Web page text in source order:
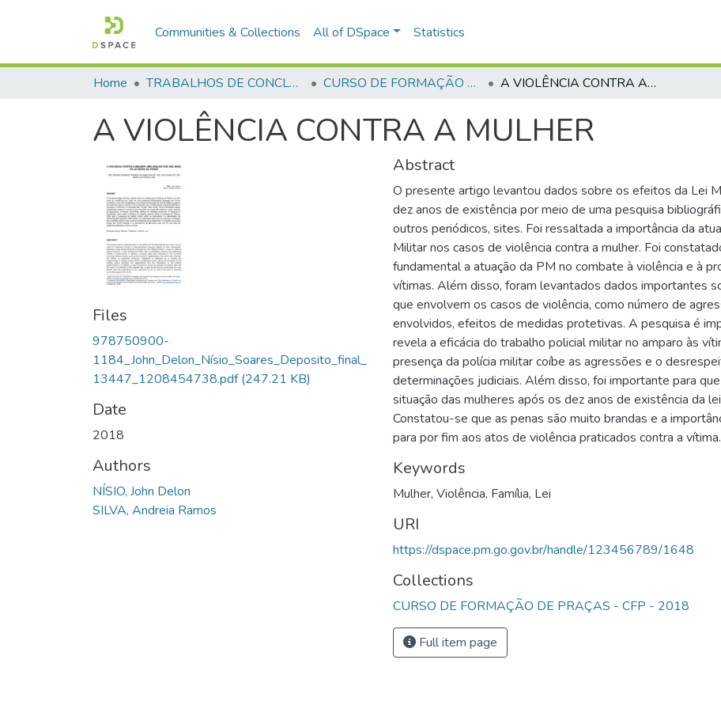
Communities & Collections All of DSpace Statistics
Home TRABALHOS DE CONCLUSÃO DE CURSO - CFP (CURSO DE FORMAÇÃO DE PRAÇAS) CURSO DE FORMAÇÃO DE PRAÇAS - CFP - 2018 A VIOLÊNCIA CONTRA A MULHER
A VIOLÊNCIA CONTRA A MULHER
Files
978750900-
1184_John_Delon_Nísio_Soares_Deposito_final_
13447_1208454738.pdf(247.21 KB)
Date
2018
Authors
NÍSIO, John Delon
SILVA, Andreia Ramos
Abstract
O presente artigo levantou dados sobre os efeitos da Lei
dez anos de existência por meio de uma pesquisa
outros periódicos, sites. Foi ressaltada a importância da
Militar nos casos de violência contra a mulher. Foi
fundamental a atuação da PM no combate à violência e à
vítimas. Além disso, foram levantados dados importantes
que envolvem os casos de violência, como número de
envolvidos, efeitos de medidas protetivas. A pesquisa é
revela a eficácia do trabalho policial militar no amparo às
presença da polícia militar coíbe as agressões e o
determinações judiciais. Além disso, foi importante para
situação das mulheres após os dez anos de existência da
Constatou-se que as penas são muito brandas e a
para por fim aos atos de violência praticados contra a vítima.
Keywords
Mulher, Violência, Família, Lei
URI
https://dspace.pm.go.gov.br/handle/123456789/1648
Collections
CURSO DE FORMAÇÃO DE PRAÇAS - CFP - 2018
Full item page